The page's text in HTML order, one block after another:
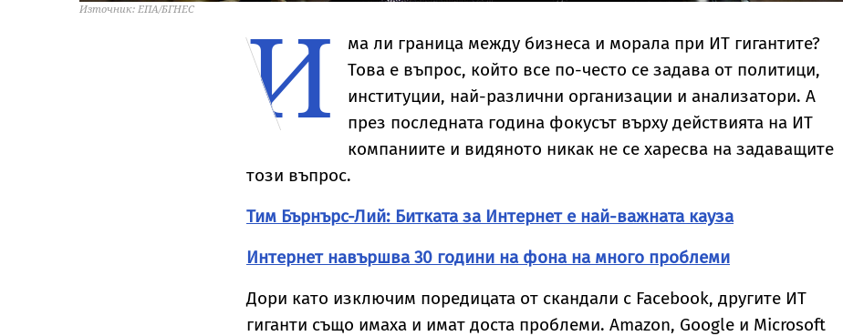
Източник: ЕПА/БГНЕС И
ма ли граница между бизнеса и морала при ИТ гигантите?
Това е въпрос, който все по-често се задава от политици,
институции, най-различни организации и анализатори. А
през последната година фокусът върху действията на ИТ
компаниите и видяното никак не се харесва на задаващите
този въпрос.
Тим Бърнърс-Лий: Битката за Интернет е най-важната кауза
Интернет навършва 30 години на фона на много проблеми
Дори като изключим поредицата от скандали с Facebook, другите ИТ
гиганти също имаха и имат доста проблеми. Amazon, Google и Microsoft